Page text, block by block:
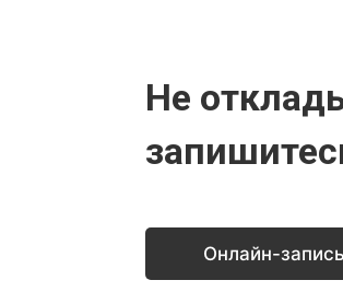
Не
Онлайн-запись